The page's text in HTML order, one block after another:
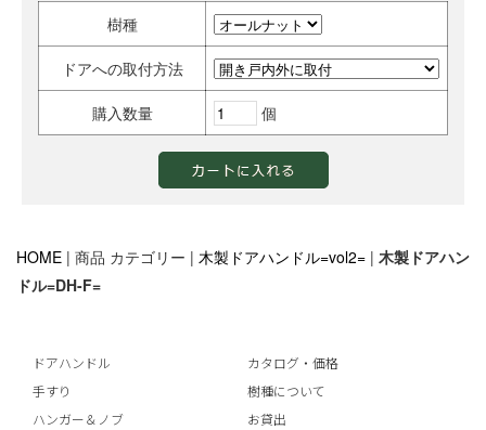
樹種
ドアへの取付方法
購入数量 個
HOME | 商品 カテゴリー | 木製ドアハンドル=vol2= | 木製ドアハン
ドル=DH-F=
ドアハンドル
手すり
ハンガー＆ノブ
カタログ・価格
樹種について
お貸出